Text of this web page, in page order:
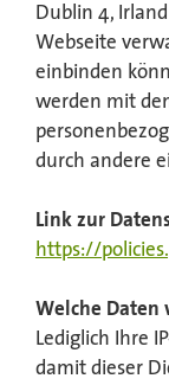
Dublin 4,
Webseite
einbinden
werden mit
durch andere
Link zur
https://
Welche Daten
Lediglich Ihre
damit dieser